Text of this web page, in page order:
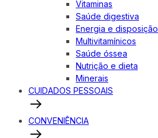
Vitaminas
Saúde digestiva
Energia e disposição
Multivitamínicos
Saúde óssea
Nutrição e dieta
Minerais
CUIDADOS PESSOAIS
CONVENIÊNCIA